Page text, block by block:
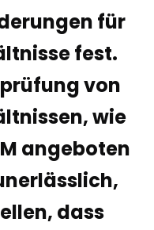
für
fest.
von
wie
angeboten
dass